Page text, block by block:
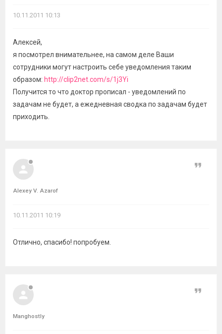
10.11.2011 10:13
Алексей,
я посмотрел внимательнее, на самом деле Ваши
сотрудники могут настроить себе уведомления таким
образом: http://clip2net.com/s/1j3Yi
Получится то что доктор прописал - уведомлений по
задачам не будет, а ежедневная сводка по задачам будет
приходить.
Alexey V. Azarof
Цитата
10.11.2011 10:19
Отлично, спасибо! попробуем.
Manghostly
Цитата